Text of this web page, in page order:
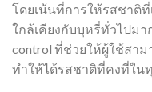
โดยเน้นที่การให้รสชาติ
ใกล้เคียงกับบุหรี่ทั่วไปมา
control ที่ช่วยให้ผู้ใช้สา
ทำให้ได้รสชาติที่คงที่ใน